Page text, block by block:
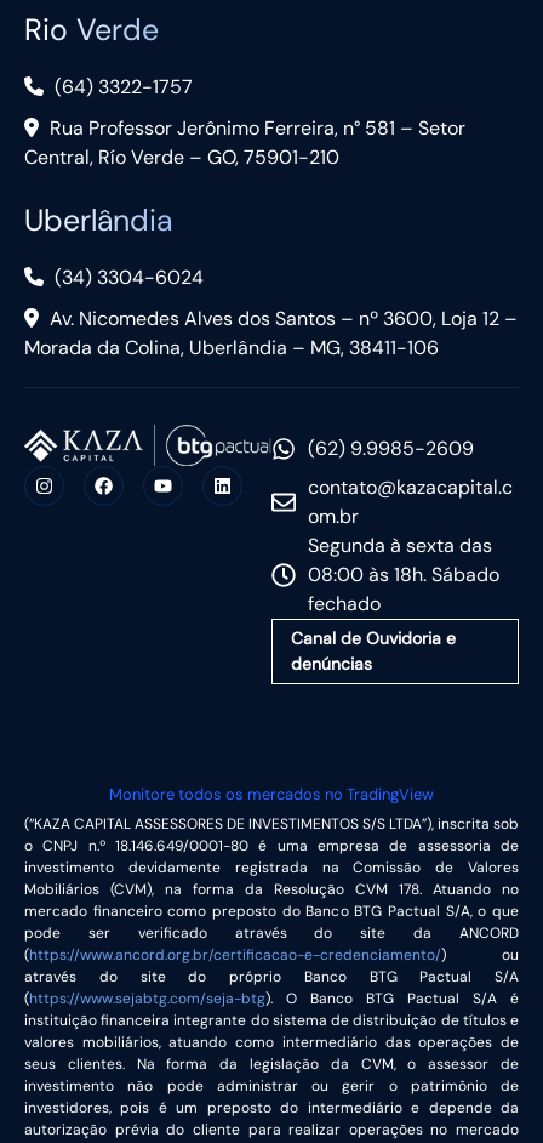
Rio Verde
(64) 3322-1757
Rua Professor Jerônimo Ferreira, n° 581 – Setor
Central, Río Verde – GO, 75901-210
Uberlândia
(34) 3304-6024
Av. Nicomedes Alves dos Santos – nº 3600, Loja 12 –
Morada da Colina, Uberlândia – MG, 38411-106
(62) 9.9985-2609
contato@kazacapital.c
om.br
Segunda à sexta das
08:00 às 18h. Sábado
fechado
Canal de Ouvidoria e
denúncias
Monitore todos os mercados no TradingView
(“KAZA CAPITAL ASSESSORES DE INVESTIMENTOS S/S LTDA”), inscrita sob
o CNPJ n.º 18.146.649/0001-80 é uma empresa de assessoria de
investimento devidamente registrada na Comissão de Valores
Mobiliários (CVM), na forma da Resolução CVM 178. Atuando no
mercado financeiro como preposto do Banco BTG Pactual S/A, o que
pode ser verificado através do site da ANCORD
(https://www.ancord.org.br/certificacao-e-credenciamento/) ou
através do site do próprio Banco BTG Pactual S/A
(https://www.sejabtg.com/seja-btg). O Banco BTG Pactual S/A é
instituição financeira integrante do sistema de distribuição de títulos e
valores mobiliários, atuando como intermediário das operações de
seus clientes. Na forma da legislação da CVM, o assessor de
investimento não pode administrar ou gerir o patrimônio de
investidores, pois é um preposto do intermediário e depende da
autorização prévia do cliente para realizar operações no mercado